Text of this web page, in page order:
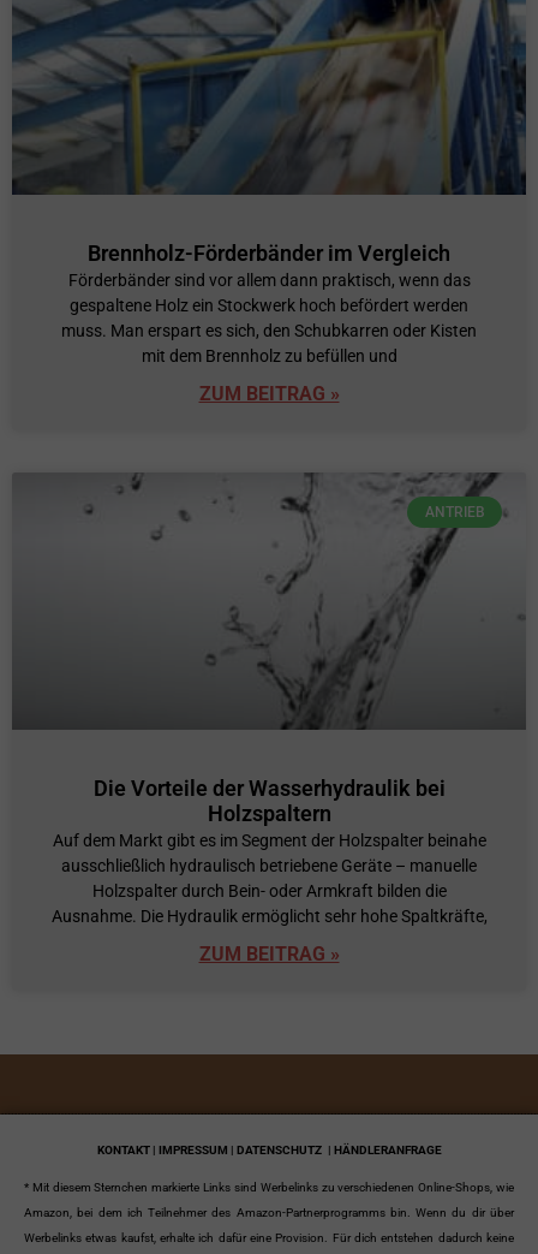
Brennholz-Förderbänder im Vergleich
Förderbänder sind vor allem dann praktisch, wenn das
gespaltene Holz ein Stockwerk hoch befördert werden
muss. Man erspart es sich, den Schubkarren oder Kisten
mit dem Brennholz zu befüllen und
ZUM BEITRAG »
ANTRIEB
Die Vorteile der Wasserhydraulik bei
Holzspaltern
Auf dem Markt gibt es im Segment der Holzspalter beinahe
ausschließlich hydraulisch betriebene Geräte – manuelle
Holzspalter durch Bein- oder Armkraft bilden die
Ausnahme. Die Hydraulik ermöglicht sehr hohe Spaltkräfte,
ZUM BEITRAG »
KONTAKT | IMPRESSUM | DATENSCHUTZ | HÄNDLERANFRAGE
* Mit diesem Sternchen markierte Links sind Werbelinks zu verschiedenen Online-Shops, wie
Amazon, bei dem ich Teilnehmer des Amazon-Partnerprogramms bin. Wenn du dir über
Werbelinks etwas kaufst, erhalte ich dafür eine Provision. Für dich entstehen dadurch keine